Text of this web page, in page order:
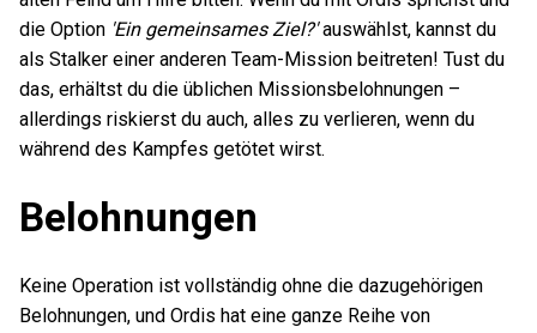
die Option 'Ein gemeinsames Ziel?'auswählst, kannst du
als Stalker einer anderen Team-Mission beitreten! Tust du
das, erhältst du die üblichen Missionsbelohnungen –
allerdings riskierst du auch, alles zu verlieren, wenn du
während des Kampfes getötet wirst.
Belohnungen
Keine Operation ist vollständig ohne die dazugehörigen
Belohnungen, und Ordis hat eine ganze Reihe von